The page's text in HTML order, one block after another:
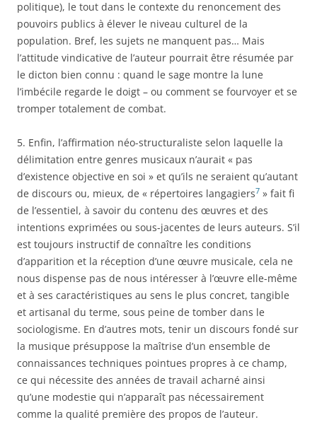
politique), le tout dans le contexte du renoncement des
pouvoirs publics à élever le niveau culturel de la
population. Bref, les sujets ne manquent pas… Mais
l’attitude vindicative de l’auteur pourrait être résumée par
le dicton bien connu : quand le sage montre la lune
l’imbécile regarde le doigt – ou comment se fourvoyer et se
tromper totalement de combat.
5. Enfin, l’affirmation néo-structuraliste selon laquelle la
délimitation entre genres musicaux n’aurait « pas
d’existence objective en soi » et qu’ils ne seraient qu’autant
de discours ou, mieux, de « répertoires langagiers7 » fait fi
de l’essentiel, à savoir du contenu des œuvres et des
intentions exprimées ou sous-jacentes de leurs auteurs. S’il
est toujours instructif de connaître les conditions
d’apparition et la réception d’une œuvre musicale, cela ne
nous dispense pas de nous intéresser à l’œuvre elle-même
et à ses caractéristiques au sens le plus concret, tangible
et artisanal du terme, sous peine de tomber dans le
sociologisme. En d’autres mots, tenir un discours fondé sur
la musique présuppose la maîtrise d’un ensemble de
connaissances techniques pointues propres à ce champ,
ce qui nécessite des années de travail acharné ainsi
qu’une modestie qui n’apparaît pas nécessairement
comme la qualité première des propos de l’auteur.